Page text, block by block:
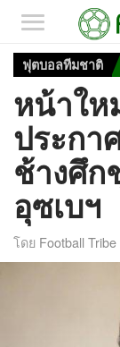
ฟุตบอลทีมชาติ
หน้าให
ประกา
ช้างศึก
อุซเบฯ
โดย Football